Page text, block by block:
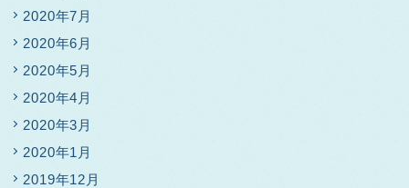
2020年7月
2020年6月
2020年5月
2020年4月
2020年3月
2020年1月
2019年12月